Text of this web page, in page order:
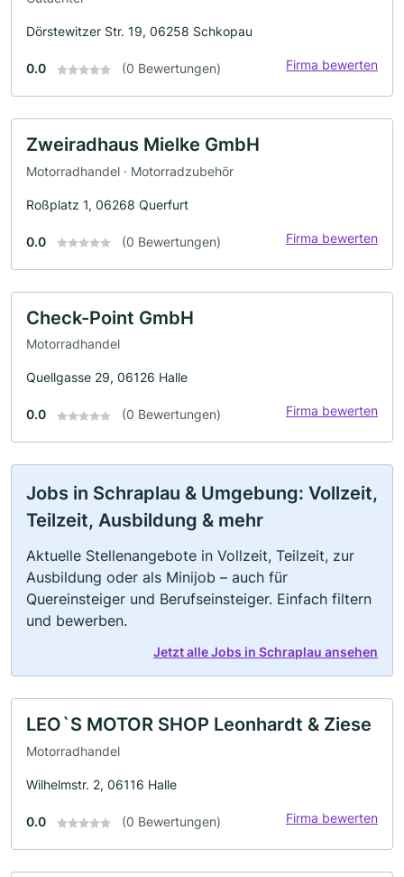
Dörstewitzer Str. 19, 06258 Schkopau
0.0 (0 Bewertungen) Firma bewerten
Zweiradhaus Mielke GmbH
Motorradhandel · Motorradzubehör
Roßplatz 1, 06268 Querfurt
0.0 (0 Bewertungen) Firma bewerten
Check-Point GmbH
Motorradhandel
Quellgasse 29, 06126 Halle
0.0 (0 Bewertungen) Firma bewerten
Jobs in Schraplau & Umgebung: Vollzeit,
Teilzeit, Ausbildung & mehr
Aktuelle Stellenangebote in Vollzeit, Teilzeit, zur
Ausbildung oder als Minijob – auch für
Quereinsteiger und Berufseinsteiger. Einfach filtern
und bewerben.
Jetzt alle Jobs in Schraplau ansehen
LEO`S MOTOR SHOP Leonhardt & Ziese
Motorradhandel
Wilhelmstr. 2, 06116 Halle
0.0 (0 Bewertungen) Firma bewerten